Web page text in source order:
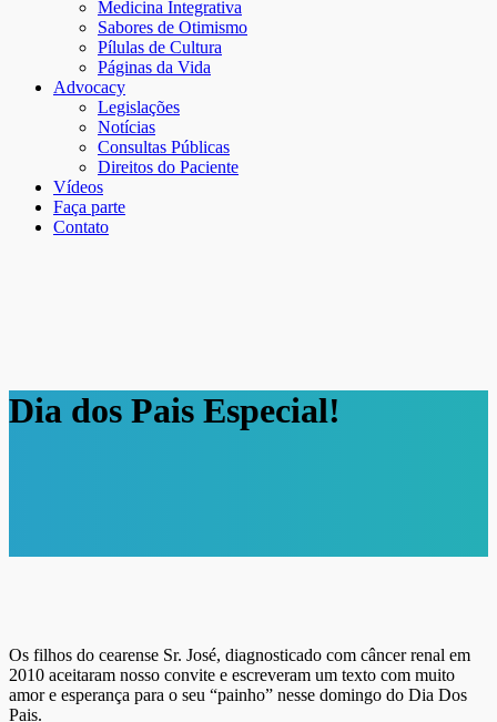
Medicina Integrativa
Sabores de Otimismo
Pílulas de Cultura
Páginas da Vida
Advocacy
Legislações
Notícias
Consultas Públicas
Direitos do Paciente
Vídeos
Faça parte
Contato
Dia dos Pais Especial!
Os filhos do cearense Sr. José, diagnosticado com câncer renal em
2010 aceitaram nosso convite e escreveram um texto com muito
amor e esperança para o seu “painho” nesse domingo do Dia Dos
Pais.